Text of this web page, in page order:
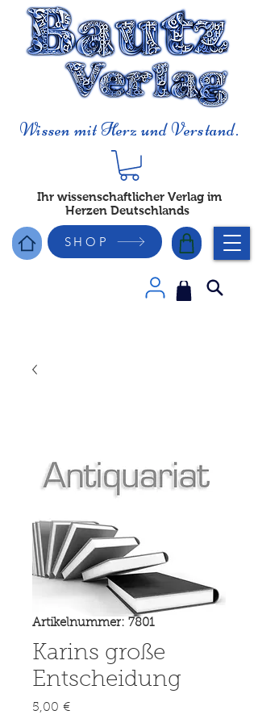
Wissen mit Herz und Verstand.
Ihr wissenschaftlicher Verlag im
Herzen Deutschlands
SHOP
Artikelnummer: 7801
Karins große
Entscheidung
5,00 €Preis